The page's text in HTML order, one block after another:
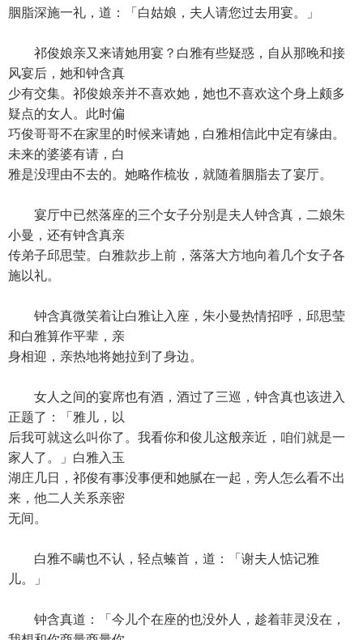
胭脂深施一礼，道：「白姑娘，夫人请您过去用宴。」
祁俊娘亲又来请她用宴？白雅有些疑惑，自从那晚和接
风宴后，她和钟含真
少有交集。祁俊娘亲并不喜欢她，她也不喜欢这个身上颇多
疑点的女人。此时偏
巧俊哥哥不在家里的时候来请她，白雅相信此中定有缘由。
未来的婆婆有请，白
雅是没理由不去的。她略作梳妆，就随着胭脂去了宴厅。
宴厅中已然落座的三个女子分别是夫人钟含真，二娘朱
小曼，还有钟含真亲
传弟子邱思莹。白雅款步上前，落落大方地向着几个女子各
施以礼。
钟含真微笑着让白雅让入座，朱小曼热情招呼，邱思莹
和白雅算作平辈，亲
身相迎，亲热地将她拉到了身边。
女人之间的宴席也有酒，酒过了三巡，钟含真也该进入
正题了：「雅儿，以
后我可就这么叫你了。我看你和俊儿这般亲近，咱们就是一
家人了。」白雅入玉
湖庄几日，祁俊有事没事便和她腻在一起，旁人怎么看不出
来，他二人关系亲密
无间。
白雅不瞒也不认，轻点螓首，道：「谢夫人惦记雅
儿。」
钟含真道：「今儿个在座的也没外人，趁着菲灵没在，